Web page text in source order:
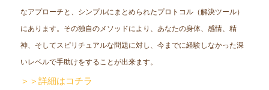
なアプローチと、シンプルにまとめられたプロトコル（解決ツール）
にあります。その独自のメソッドにより、あなたの身体、感情、精
神、そしてスピリチュアルな問題に対し、今までに経験しなかった深
いレベルで手助けをすることが出来ます。
＞＞詳細はコチラ